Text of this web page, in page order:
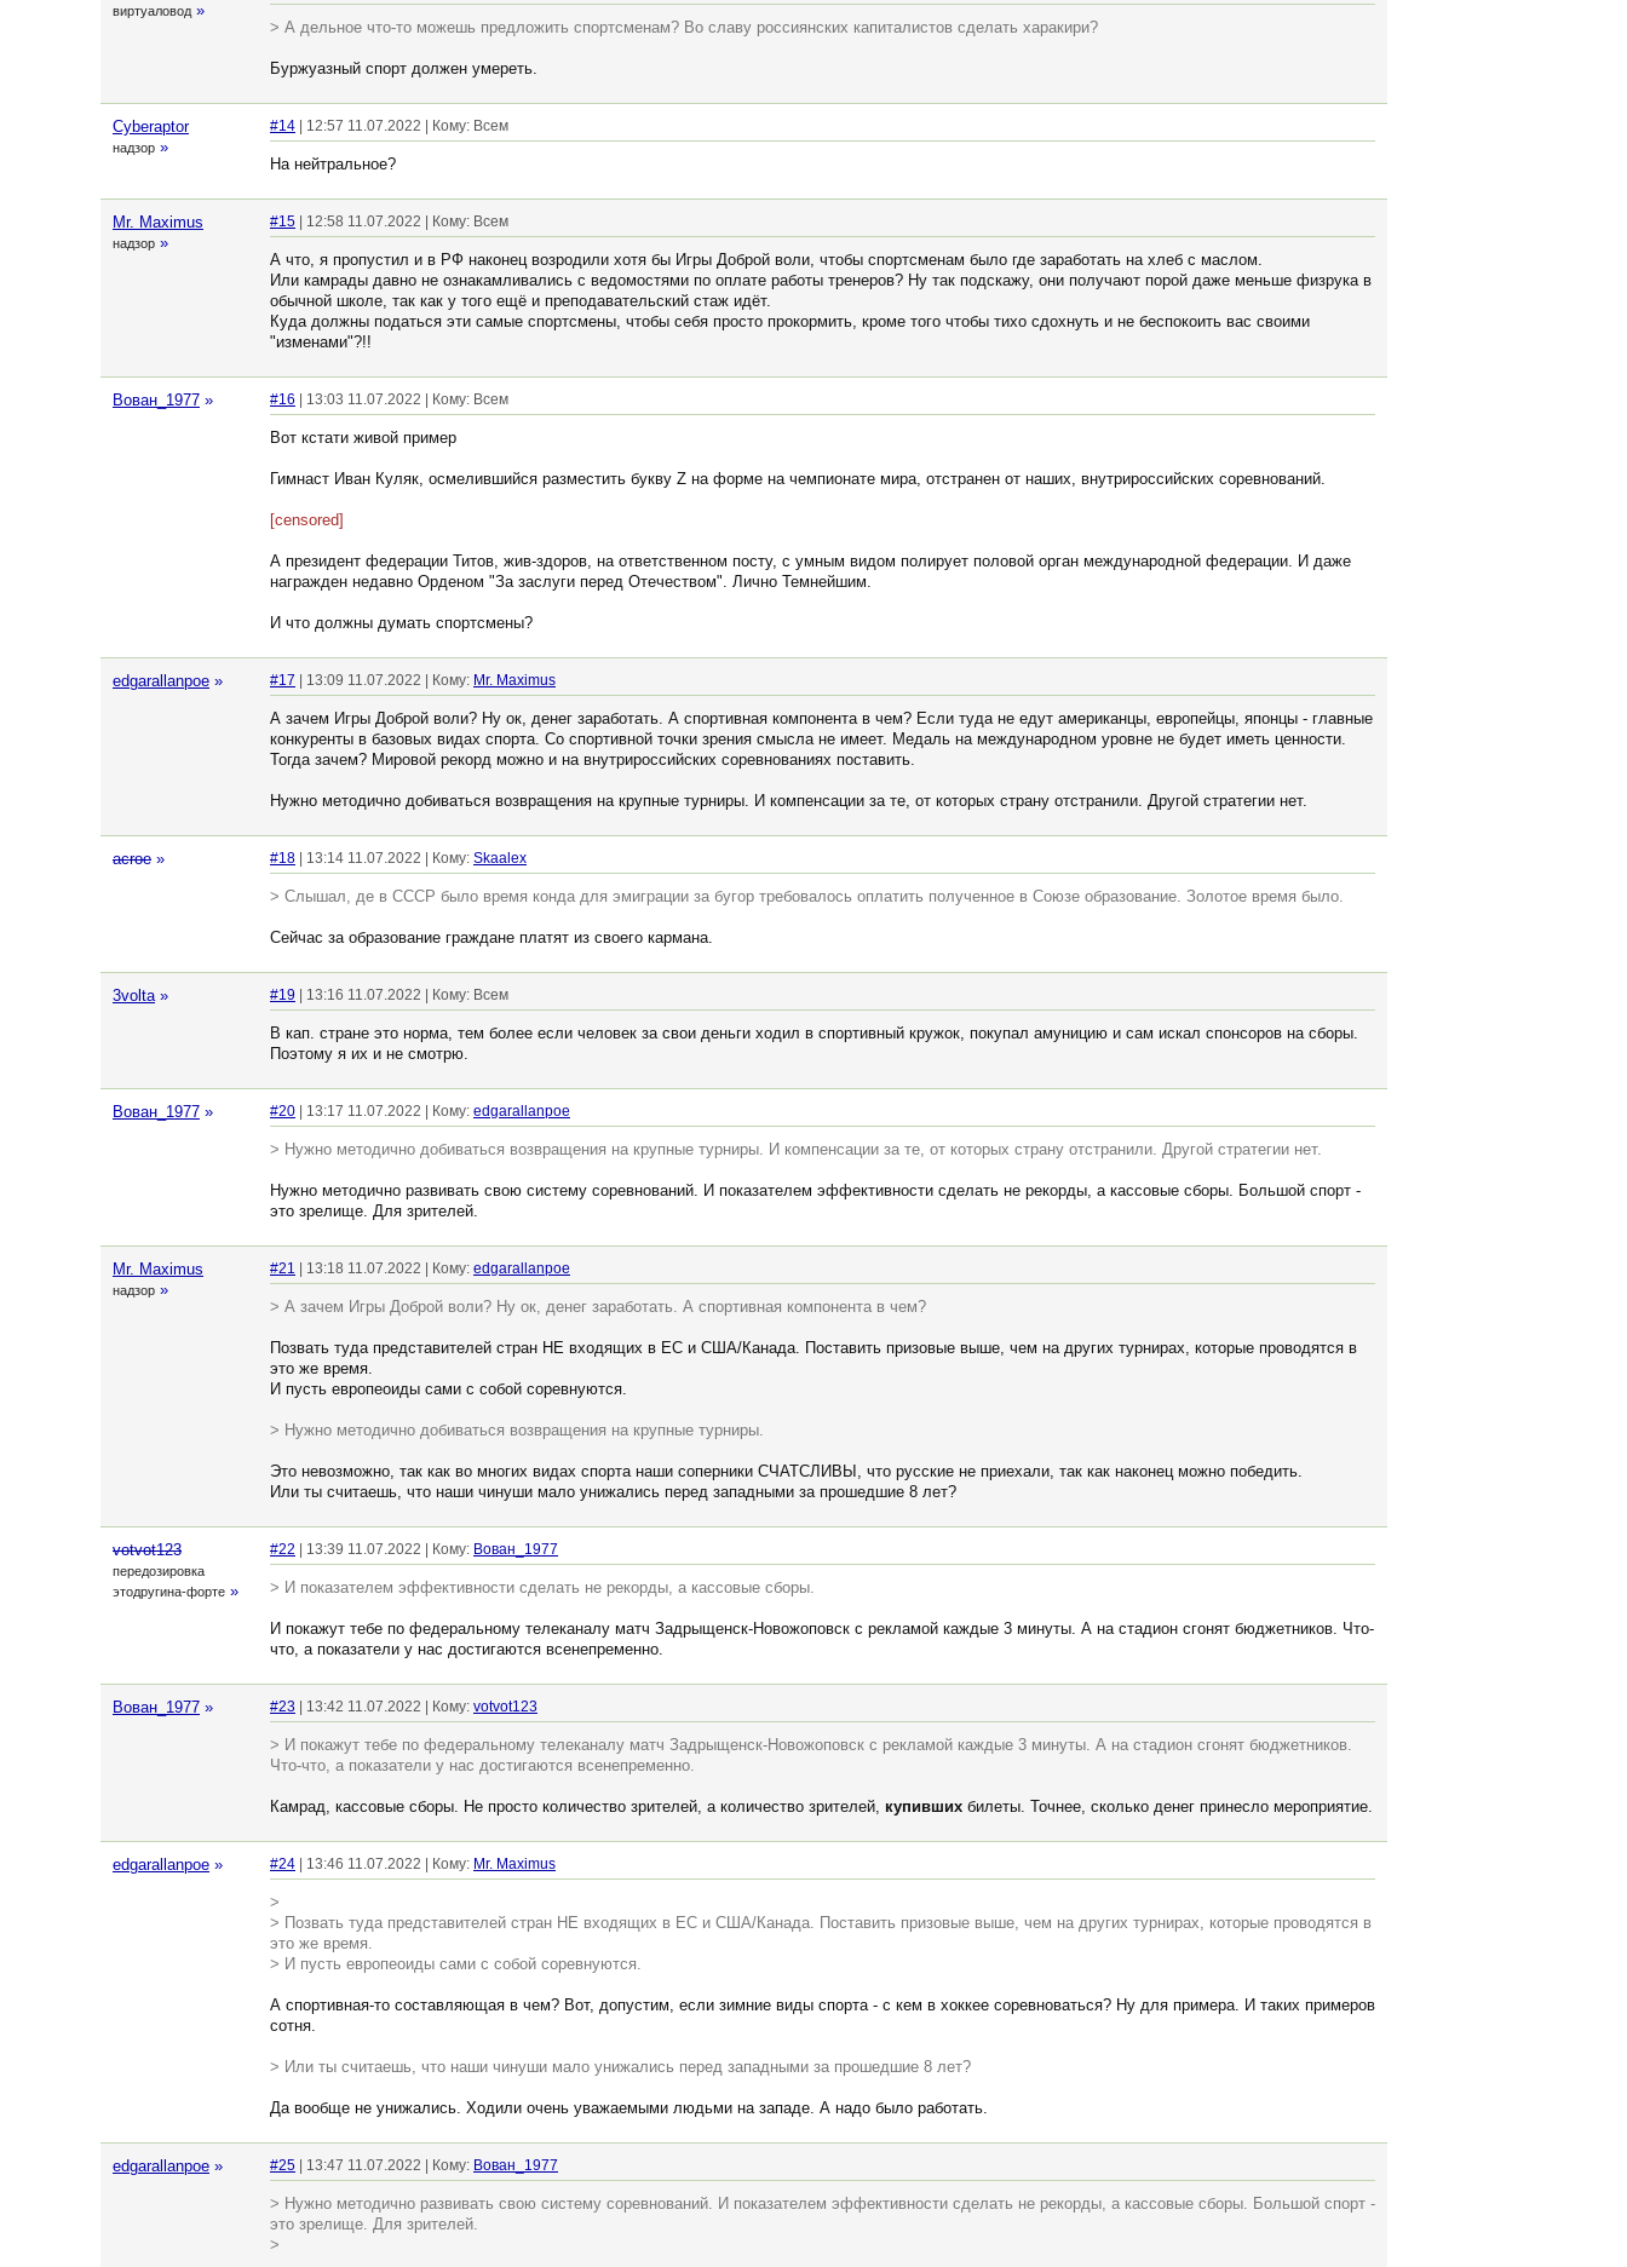
виртуаловод »
> А дельное что-то можешь предложить спортсменам? Во славу россиянских капиталистов сделать харакири?
Буржуазный спорт должен умереть.
Cyberaptor
надзор »
#14 | 12:57 11.07.2022 | Кому: Всем
На нейтральное?
Mr. Maximus
надзор »
#15 | 12:58 11.07.2022 | Кому: Всем
А что, я пропустил и в РФ наконец возродили хотя бы Игры Доброй воли, чтобы спортсменам было где заработать на хлеб с маслом.
Или камрады давно не ознакамливались с ведомостями по оплате работы тренеров? Ну так подскажу, они получают порой даже меньше физрука в
обычной школе, так как у того ещё и преподавательский стаж идёт.
Куда должны податься эти самые спортсмены, чтобы себя просто прокормить, кроме того чтобы тихо сдохнуть и не беспокоить вас своими
"изменами"?!!
Вован_1977 » #16 | 13:03 11.07.2022 | Кому: Всем
Вот кстати живой пример
Гимнаст Иван Куляк, осмелившийся разместить букву Z на форме на чемпионате мира, отстранен от наших, внутрироссийских соревнований.
[censored]
А президент федерации Титов, жив-здоров, на ответственном посту, с умным видом полирует половой орган международной федерации. И даже
награжден недавно Орденом "За заслуги перед Отечеством". Лично Темнейшим.
И что должны думать спортсмены?
edgarallanpoe » #17 | 13:09 11.07.2022 | Кому: Mr. Maximus
А зачем Игры Доброй воли? Ну ок, денег заработать. А спортивная компонента в чем? Если туда не едут американцы, европейцы, японцы - главные
конкуренты в базовых видах спорта. Со спортивной точки зрения смысла не имеет. Медаль на международном уровне не будет иметь ценности.
Тогда зачем? Мировой рекорд можно и на внутрироссийских соревнованиях поставить.
Нужно методично добиваться возвращения на крупные турниры. И компенсации за те, от которых страну отстранили. Другой стратегии нет.
acroe » #18 | 13:14 11.07.2022 | Кому: Skaalex
> Слышал, де в СССР было время конда для эмиграции за бугор требовалось оплатить полученное в Союзе образование. Золотое время было.
Сейчас за образование граждане платят из своего кармана.
3volta » #19 | 13:16 11.07.2022 | Кому: Всем
В кап. стране это норма, тем более если человек за свои деньги ходил в спортивный кружок, покупал амуницию и сам искал спонсоров на сборы.
Поэтому я их и не смотрю.
Вован_1977 » #20 | 13:17 11.07.2022 | Кому: edgarallanpoe
> Нужно методично добиваться возвращения на крупные турниры. И компенсации за те, от которых страну отстранили. Другой стратегии нет.
Нужно методично развивать свою систему соревнований. И показателем эффективности сделать не рекорды, а кассовые сборы. Большой спорт -
это зрелище. Для зрителей.
Mr. Maximus
надзор »
#21 | 13:18 11.07.2022 | Кому: edgarallanpoe
> А зачем Игры Доброй воли? Ну ок, денег заработать. А спортивная компонента в чем?
Позвать туда представителей стран НЕ входящих в ЕС и США/Канада. Поставить призовые выше, чем на других турнирах, которые проводятся в
это же время.
И пусть европеоиды сами с собой соревнуются.
> Нужно методично добиваться возвращения на крупные турниры.
Это невозможно, так как во многих видах спорта наши соперники СЧАТСЛИВЫ, что русские не приехали, так как наконец можно победить.
Или ты считаешь, что наши чинуши мало унижались перед западными за прошедшие 8 лет?
votvot123
передозировка
этодругина-форте »
#22 | 13:39 11.07.2022 | Кому: Вован_1977
> И показателем эффективности сделать не рекорды, а кассовые сборы.
И покажут тебе по федеральному телеканалу матч Задрыщенск-Новожоповск с рекламой каждые 3 минуты. А на стадион сгонят бюджетников. Что-
что, а показатели у нас достигаются всенепременно.
Вован_1977 » #23 | 13:42 11.07.2022 | Кому: votvot123
> И покажут тебе по федеральному телеканалу матч Задрыщенск-Новожоповск с рекламой каждые 3 минуты. А на стадион сгонят бюджетников.
Что-что, а показатели у нас достигаются всенепременно.
Камрад, кассовые сборы. Не просто количество зрителей, а количество зрителей, купивших билеты. Точнее, сколько денег принесло мероприятие.
edgarallanpoe » #24 | 13:46 11.07.2022 | Кому: Mr. Maximus
>
> Позвать туда представителей стран НЕ входящих в ЕС и США/Канада. Поставить призовые выше, чем на других турнирах, которые проводятся в
это же время.
> И пусть европеоиды сами с собой соревнуются.
А спортивная-то составляющая в чем? Вот, допустим, если зимние виды спорта - с кем в хоккее соревноваться? Ну для примера. И таких примеров
сотня.
> Или ты считаешь, что наши чинуши мало унижались перед западными за прошедшие 8 лет?
Да вообще не унижались. Ходили очень уважаемыми людьми на западе. А надо было работать.
edgarallanpoe » #25 | 13:47 11.07.2022 | Кому: Вован_1977
> Нужно методично развивать свою систему соревнований. И показателем эффективности сделать не рекорды, а кассовые сборы. Большой спорт -
это зрелище. Для зрителей.
>